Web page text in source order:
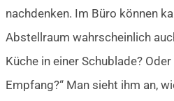
nachdenken. Im Büro können
Abstellraum wahrscheinlich
Küche in einer Schublade?
Empfang?“ Man sieht ihm an,